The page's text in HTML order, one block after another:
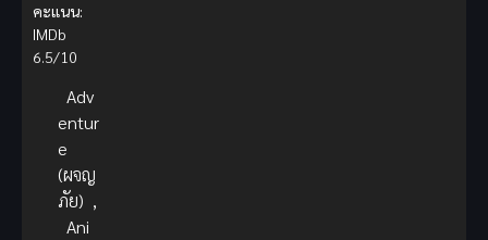
คะแนน:
IMDb
6.5/10
Adv
entur
e
(ผจญ
ภัย) ,
Ani